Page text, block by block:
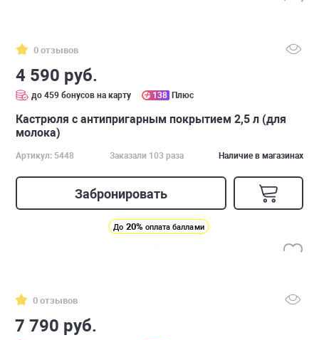
0 отзывов
4 590 руб.
до 459 бонусов на карту 138 Плюс
Кастрюля с антипригарным покрытием 2,5 л (для
молока)
Артикул: 5448 Заказали 103 раза Наличие в магазинах
Забронировать
До 20% оплата баллами
0 отзывов
7 790 руб.